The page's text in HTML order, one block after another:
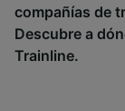
compañías de
Descubre a
Trainline.